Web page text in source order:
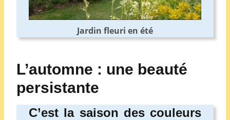
Jardin fleuri en été
L’automne : une beauté
persistante
C’est la saison des couleurs